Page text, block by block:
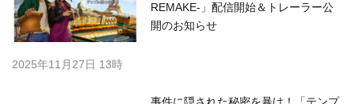
REMAKE-」配信開始＆トレーラー公
開のお知らせ
2025年11月27日 13時